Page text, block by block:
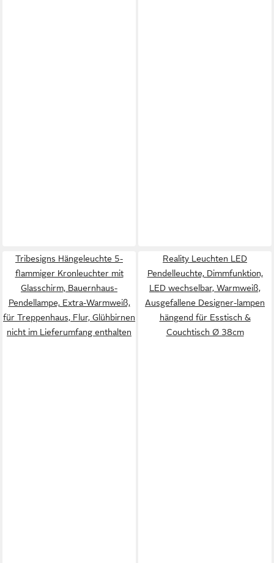
Tribesigns Hängeleuchte 5-
flammiger Kronleuchter mit
Glasschirm, Bauernhaus-
Pendellampe, Extra-Warmweiß,
für Treppenhaus, Flur, Glühbirnen
nicht im Lieferumfang enthalten
Reality Leuchten LED
Pendelleuchte, Dimmfunktion,
LED wechselbar, Warmweiß,
Ausgefallene Designer-lampen
hängend für Esstisch &
Couchtisch Ø 38cm